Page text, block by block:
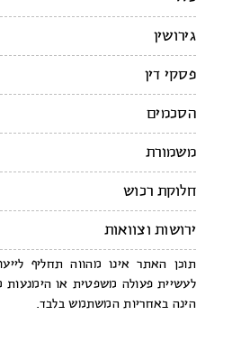
גירושין
פסקי דין
הסכמים
משמורת
חלוקת רכוש
ירושות וצוואות
תוכן האתר אינו מהווה תחליף
לעשיית פעולה משפטית או הימנעות
הינה באחריות המשתמש בלבד.